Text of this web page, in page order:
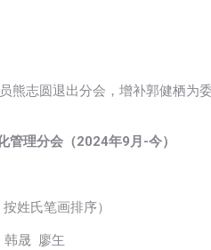
熊志圆退出分会，增补郭健栖为委
管理分会（2024年9月 -今）
按姓氏笔画排序）
晟 廖玍